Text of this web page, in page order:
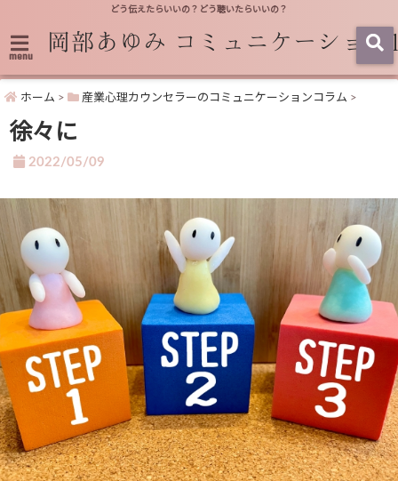
どう伝えたらいいの？どう聴いたらいいの？
menu
ホーム > 産業心理カウンセラーのコミュニケーションコラム >
徐々に
2022/05/09